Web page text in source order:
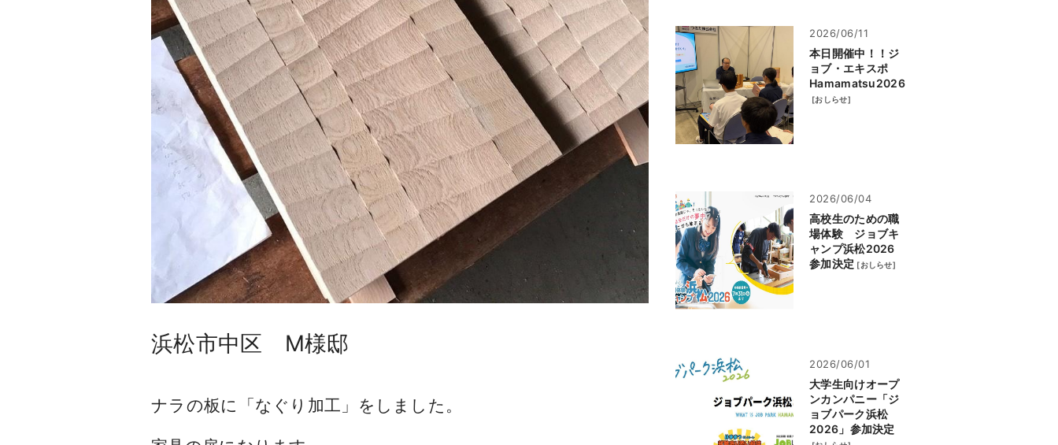
浜松市中区 M様邸
ナラの板に「なぐり加工」をしました。
2026/06/11
本日開催中！！ジ
ョブ・エキスポ
Hamamatsu2026
[おしらせ]
2026/06/04
高校生のための職
場体験 ジョブキ
ャンプ浜松2026
参加決定 [おしらせ]
2026/06/01
大学生向けオープ
ンカンパニー「ジ
ョブパーク浜松
2026」参加決定